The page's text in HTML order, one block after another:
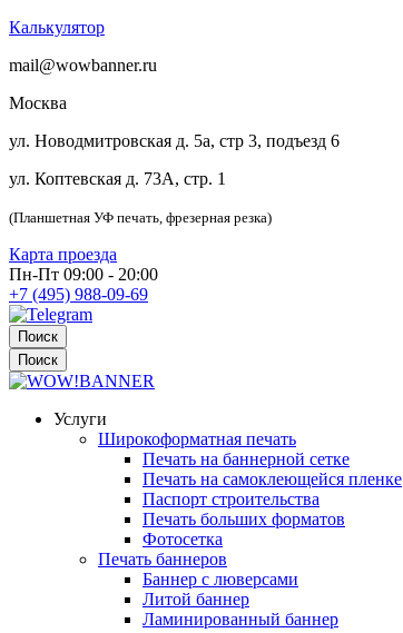
Калькулятор
mail@wowbanner.ru
Москва
ул. Новодмитровская д. 5а, стр 3, подъезд 6
ул. Коптевская д. 73А, стр. 1
(Планшетная УФ печать, фрезерная резка)
Карта проезда
Пн-Пт 09:00 - 20:00
+7 (495) 988-09-69
Поиск
Поиск
Услуги
Широкоформатная печать
Печать на баннерной сетке
Печать на самоклеющейся пленке
Паспорт строительства
Печать больших форматов
Фотосетка
Печать баннеров
Баннер с люверсами
Литой баннер
Ламинированный баннер